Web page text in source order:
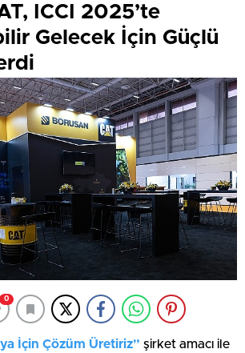
ICCI 2025’te
Gelecek İçin Güçlü
0
İçin Çözüm Üretiriz” şirket amacı ile